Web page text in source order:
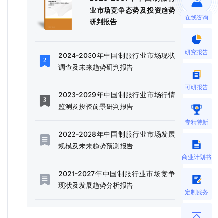
业市场竞争态势及投资趋势
研判报告
2024-2030年中国制服行业市场现状
调查及未来趋势研判报告
2023-2029年中国制服行业市场行情
监测及投资前景研判报告
2022-2028年中国制服行业市场发展
规模及未来趋势预测报告
2021-2027年中国制服行业市场竞争
现状及发展趋势分析报告
在线咨询
研究报告
可研报告
专精特新
商业计划书
定制服务